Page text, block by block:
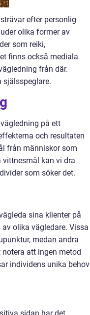
efter personlig
olika former av
som reiki,
finns också mediala
från där.
själsspeglare.
på ett
och resultaten
från människor som
vittnesmål kan vi dra
som söker det.
sina klienter på
olika vägledare. Vissa
medan andra
att ingen metod
individens unika behov